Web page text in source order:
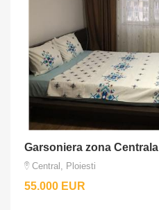
Garsoniera zona Centrala
Central, Ploiesti
55.000 EUR